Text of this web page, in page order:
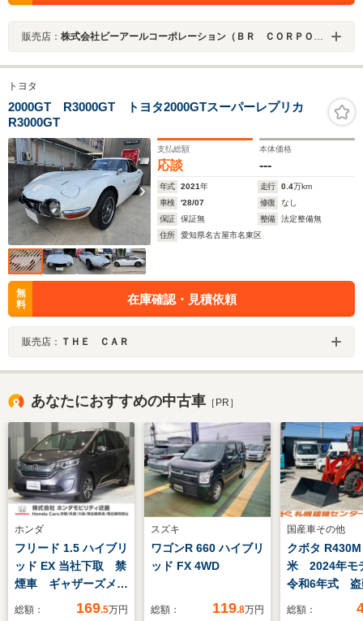
販売店： 株式会社ビーアールコーポレーション（ＢＲ ＣＯＲＰＯＲＡＴＩＯＮ）
トヨタ
2000GT R3000GT トヨタ2000GTスーパーレプリカ
R3000GT
支払総額
応談
本体価格
---
年式 2021年 走行 0.4万km
車検
'28/07 修復
なし
保証
保証無 整備
法定整備無
住所
愛知県名古屋市名東区
無
料
在庫確認・見積依頼
販売店： ＴＨＥ ＣＡＲ
あなたにおすすめの中古車 ［PR］
ホンダ
フリード 1.5 ハイブリ
ッド EX 当社下取 禁
煙車 ギャザーズメモ
リーナビ フルセグ
総額： 169.5万円
スズキ
ワゴンR 660 ハイブリ
ッド FX 4WD
総額： 119.8万円
国産車その他
クボタ
米 2024年モ
令和6年式 盗
装置装着機
総額：